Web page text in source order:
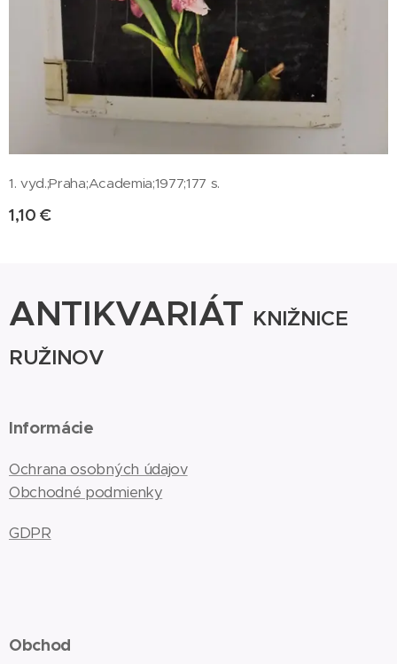
1. vyd.;Praha;Academia;1977;177 s.
1,10 €
ANTIKVARIÁT KNIŽNICE
RUŽINOV
Informácie
Ochrana osobných údajov
Obchodné podmienky
GDPR
Obchod